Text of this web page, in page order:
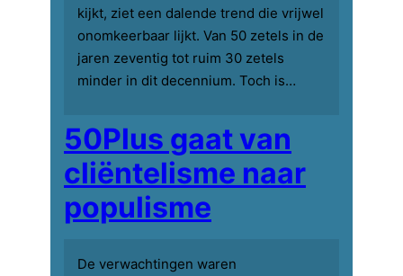
kijkt, ziet een dalende trend die vrijwel
onomkeerbaar lijkt. Van 50 zetels in de
jaren zeventig tot ruim 30 zetels
minder in dit decennium. Toch is…
50Plus gaat van
cliëntelisme naar
populisme
De verwachtingen waren